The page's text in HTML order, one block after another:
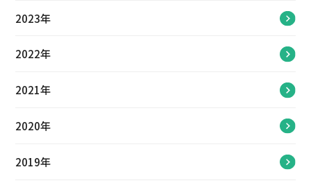
2023年
2022年
2021年
2020年
2019年